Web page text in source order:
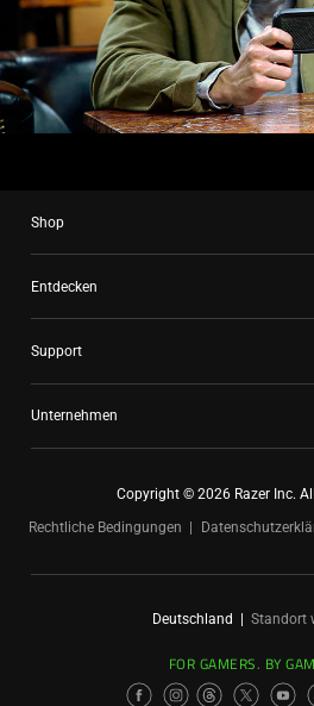
Shop
Entdecken
Support
Unternehmen
Copyright © 2026 Razer Inc.
Rechtliche Bedingungen
Deutschland | Standort
FOR GAMERS. BY